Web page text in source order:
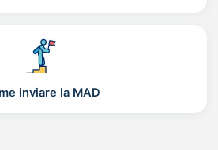
inviare la MAD